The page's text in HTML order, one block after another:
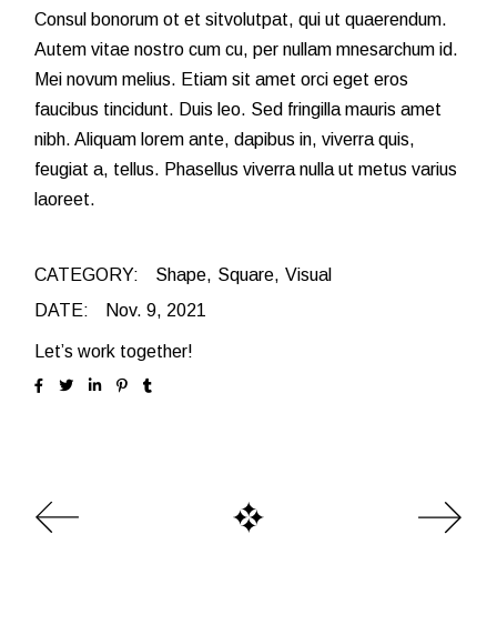
Consul bonorum ot et sitvolutpat, qui ut quaerendum.
Autem vitae nostro cum cu, per nullam mnesarchum id.
Mei novum melius. Etiam sit amet orci eget eros
faucibus tincidunt. Duis leo. Sed fringilla mauris amet
nibh. Aliquam lorem ante, dapibus in, viverra quis,
feugiat a, tellus. Phasellus viverra nulla ut metus varius
laoreet.
CATEGORY: Shape Square
Visual
DATE:
Nov. 9, 2021
Let’s work together!